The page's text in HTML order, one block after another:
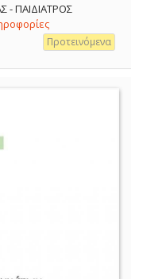
- ΠΑΙΔΙΑΤΡΟΣ
Προτεινόμενα